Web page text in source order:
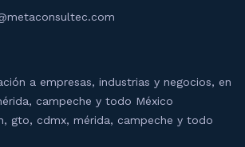
a empresas, industrias y negocios, en
campeche y todo México
gto, cdmx, mérida, campeche y todo